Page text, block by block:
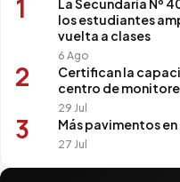
1
La Secundaria Nº
los estudiantes
vuelta a clases
6 Ago
2
Certifican la
centro de
29 Jul
3 Más pavimentos
27 Jul